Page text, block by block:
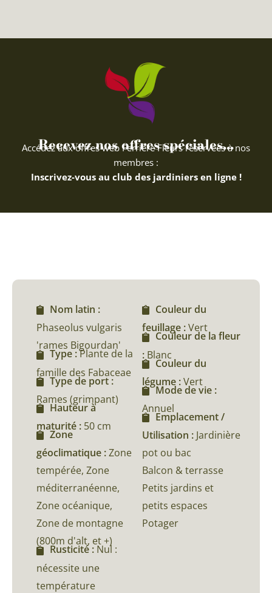
Recevez nos offres spéciales...
Accédez aux offres web Ferriere Fleurs réservées à nos
membres :
Inscrivez-vous au club des jardiniers en ligne !
Nom latin :
Phaseolus vulgaris
'rames Bigourdan'
Type :Plante de la
famille des Fabaceae
Type de port :
Rames (grimpant)
Hauteur à
maturité : 50 cm
Zone
géoclimatique :Zone
tempérée, Zone
méditerranéenne,
Zone océanique,
Zone de montagne
(800m d'alt, et +)
Rusticité : Nul :
nécessite une
température
Couleur du
feuillage :Vert
Couleur de la fleur
: Blanc
Couleur du
légume :Vert
Mode de vie :
Annuel
Emplacement /
Utilisation : Jardinière
pot ou bac
Balcon & terrasse
Petits jardins et
petits espaces
Potager